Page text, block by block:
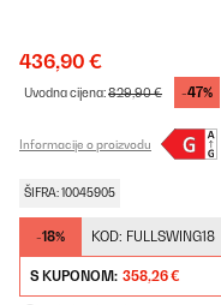
436,90 €
Uvodna cijena:829,90 € -47%
Informacije o proizvodu
ŠIFRA: 10045905
-18% KOD: FULLSWING18
S KUPONOM: 358,26 €